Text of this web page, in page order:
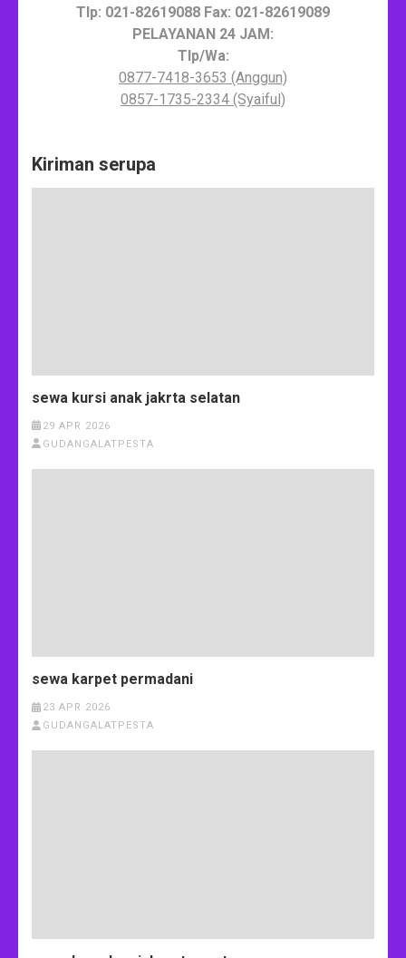
Tlp: 021-82619088 Fax: 021-82619089
PELAYANAN 24 JAM:
Tlp/Wa:
0877-7418-3653 (Anggun)
0857-1735-2334 (Syaiful)
Kiriman serupa
sewa kursi anak jakrta selatan
29 APR 2026
GUDANGALATPESTA
sewa karpet permadani
23 APR 2026
GUDANGALATPESTA